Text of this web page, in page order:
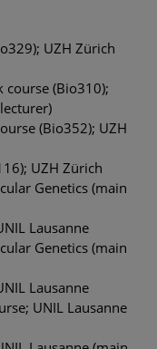
UZH Zürich
(Bio310);
(Bio352); UZH
UZH Zürich
Genetics (main
Lausanne
Genetics (main
Lausanne
UNIL Lausanne